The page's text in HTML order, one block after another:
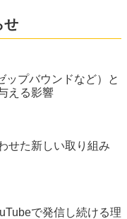
せ
ップバウンドなど）と
える影響
せた新しい取り組み
で発信し続ける理